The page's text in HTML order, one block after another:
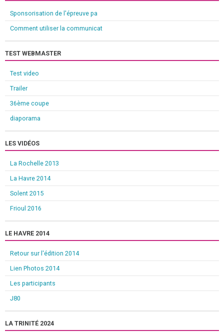
Sponsorisation de l'épreuve pa
Comment utiliser la communicat
TEST WEBMASTER
Test video
Trailer
36ème coupe
diaporama
LES VIDÉOS
La Rochelle 2013
La Havre 2014
Solent 2015
Frioul 2016
LE HAVRE 2014
Retour sur l'édition 2014
Lien Photos 2014
Les participants
J80
LA TRINITÉ 2024